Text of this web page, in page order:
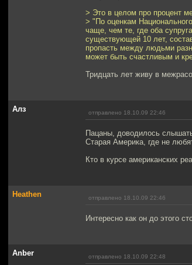
> Это в целом про процент
> "По оценкам
чаще, чем те, где оба
существующей 10 лет,
пропасть между людьми
может быть счастливым и
Тридцать лет живу в
Алз отправлено 18.10.09 22:46
Пацаны, доводилось
Старая Америка, где не
Кто в курсе американских
Heathen отправлено 18.10.09 22:46
Интересно как он до этого
Anber отправлено 18.10.09 22:48